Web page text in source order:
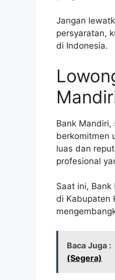
Jangan
persyaratan,
di Indonesia.
Bank
berkomitmen
luas dan
profesional
Saat ini,
di Kabupaten
Baca Juga :
(Segera)